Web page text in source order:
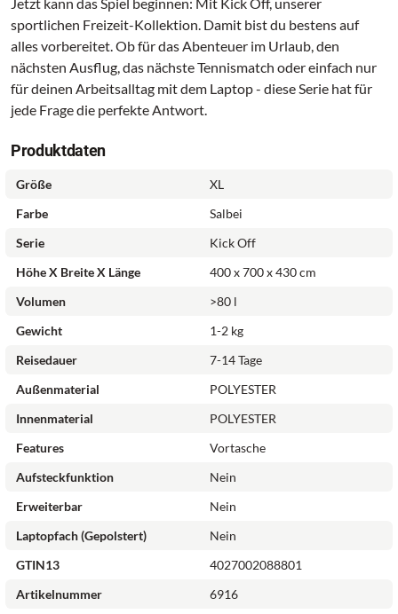
sportlichen Freizeit-Kollektion. Damit bist du bestens auf
alles vorbereitet. Ob für das Abenteuer im Urlaub, den
nächsten Ausflug, das nächste Tennismatch oder einfach nur
für deinen Arbeitsalltag mit dem Laptop - diese Serie hat für
jede Frage die perfekte Antwort.
Produktdaten
Größe
XL
Farbe
Salbei
Serie
Kick Off
Höhe X Breite X Länge
400 x 700 x 430 cm
Volumen
>80 l
Gewicht
1-2 kg
Reisedauer
7-14 Tage
Außenmaterial
POLYESTER
Innenmaterial
POLYESTER
Features
Vortasche
Aufsteckfunktion
Nein
Erweiterbar
Nein
Laptopfach (gepolstert)
Nein
GTIN13
4027002088801
Artikelnummer
6916